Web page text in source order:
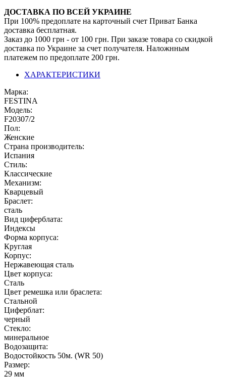
ДОСТАВКА ПО ВСЕЙ УКРАИНЕ
При 100% предоплате на карточный счет Приват Банка
доставка бесплатная.
Заказ до 1000 грн - от 100 грн. При заказе товара со скидкой
доставка по Украине за счет получателя. Наложнным
платежем по предоплате 200 грн.
ХАРАКТЕРИСТИКИ
Марка:
FESTINA
Модель:
F20307/2
Пол:
Женские
Страна производитель:
Испания
Стиль:
Классические
Механизм:
Кварцевый
Браслет:
сталь
Вид циферблата:
Индексы
Форма корпуса:
Круглая
Корпус:
Нержавеющая cталь
Цвет корпуса:
Сталь
Цвет ремешка или браслета:
Стальной
Циферблат:
черный
Стекло:
минеральное
Водозащита:
Водостойкость 50м. (WR 50)
Размер:
29 мм